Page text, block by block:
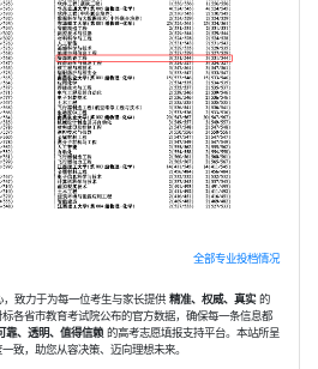
全部专业投档情况
致力于为每一位考生与家长提供 精准、权威、真实的
各省市教育考试院公布的官方数据，确保每一条信息都
靠、透明、值得信赖 的高考志愿填报支持平台。本站所呈
致，助您从容决策、迈向理想未来。